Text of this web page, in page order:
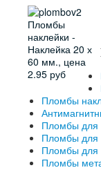
Пломбы
Пломбы для
Пломбы для
Пломбы для
Пломбы